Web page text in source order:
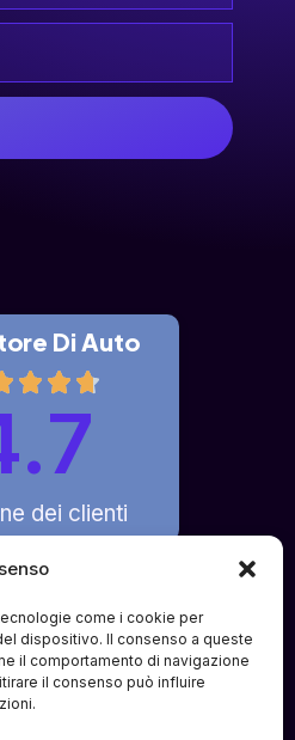
come i cookie per
dispositivo. Il consenso a queste
il comportamento di navigazione
il consenso può influire
Di Auto
dei clienti
Il
e i